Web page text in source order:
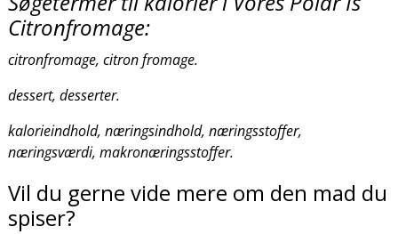
Citronfromage:
citronfromage, citron fromage.
dessert, desserter.
kalorieindhold, næringsindhold, næringsstoffer,
næringsværdi, makronæringsstoffer.
Vil du gerne vide mere om den mad du
spiser?